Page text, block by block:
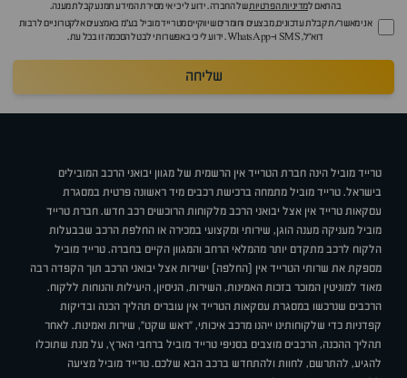
בהתאם למדיניות הפרטיותשל החברה. ידוע לי כי אי מסירת המידע תמנע קבלת מענה.
אני מאשר/ת קבלת עדכונים, מבצעים וחומרים שיווקיים מטרייד מוביל בע"מ באמצעים אלקטרוניים לרבות
דוא״ל, SMS ו-WhatsApp. ידוע לי כי באפשרותי לבטל הסכמה זו בכל עת.
שליחה
טרייד מוביל הינה חברת הטרייד אין הרשמית של מגוון יבואני הרכב המובילים
בישראל. טרייד מוביל מתמחה ברכישת רכבים מיד ראשונה פרטית במסגרת
עסקאות טרייד אין אצל יבואני הרכב מלקוחות הרוכשים רכב חדש. חברת טרייד
מוביל מעניקה מענה הוגן, שירותי ומקצועי במכירה או החלפת הרכב שבבעלות
הלקוח לרכב מתקדם יותר מהמלאי הרחב והמגוון הקיים בחברה. טרייד מוביל
מספקת את שרותי הטרייד אין (החלפה) ישירות אצל יבואני הרכב תוך הקפדה רבה
מאוד למוניטין המוכר בזכות האמינות, השירות, הניסיון, היעילות והנוחות ללקוח.
הרכבים שנרכשו במסגרת עסקאות הטרייד אין עוברים תהליך הכנה ובדיקות
קפדניות כדי שלקוחותינו ייהנו מרכב איכותי, "ראש שקט", שירות ואמינות. לאחר
תהליך ההכנה, הרכבים מוצבים בסניפי טרייד מוביל ברחבי הארץ, על מנת שתוכלו
להגיע, להתרשם, לחוות ולהתחדש ברכב הבא שלכם. טרייד מוביל מציעה